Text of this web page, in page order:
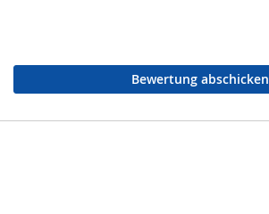
Bewertung abschicken